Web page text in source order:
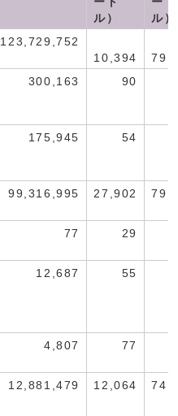
ル）
ル）
123,729,752
10,394
300,163 90
175,945 54
99,316,995 27,902
77 29
12,687 55
4,807 77
12,881,479 12,064